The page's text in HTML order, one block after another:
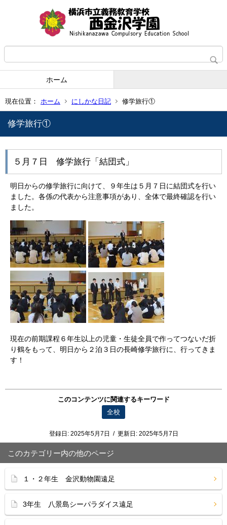
ホーム
現在位置： ホーム にしかな日記 修学旅行①
修学旅行①
５月７日 修学旅行「結団式」
明日からの修学旅行に向けて、９年生は５月７日に結団式を行い
ました。各係の代表から注意事項があり、全体で最終確認を行い
ました。
現在の前期課程６年生以上の児童・生徒全員で作ってつないだ折
り鶴をもって、明日から２泊３日の長崎修学旅行に、行ってきま
す！
このコンテンツに関連するキーワード
全校
登録日: 2025年5月7日 / 更新日: 2025年5月7日
このカテゴリー内の他のページ
１・２年生 金沢動物園遠足
3年生 八景島シーパラダイス遠足